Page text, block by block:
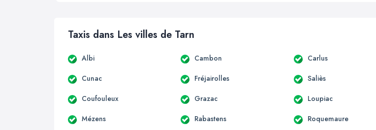
Taxis dans Les villes de Tarn
Albi Cambon Carlus
Cunac Fréjairolles Saliès
Coufouleux Grazac Loupiac
Mézens Rabastens Roquemaure